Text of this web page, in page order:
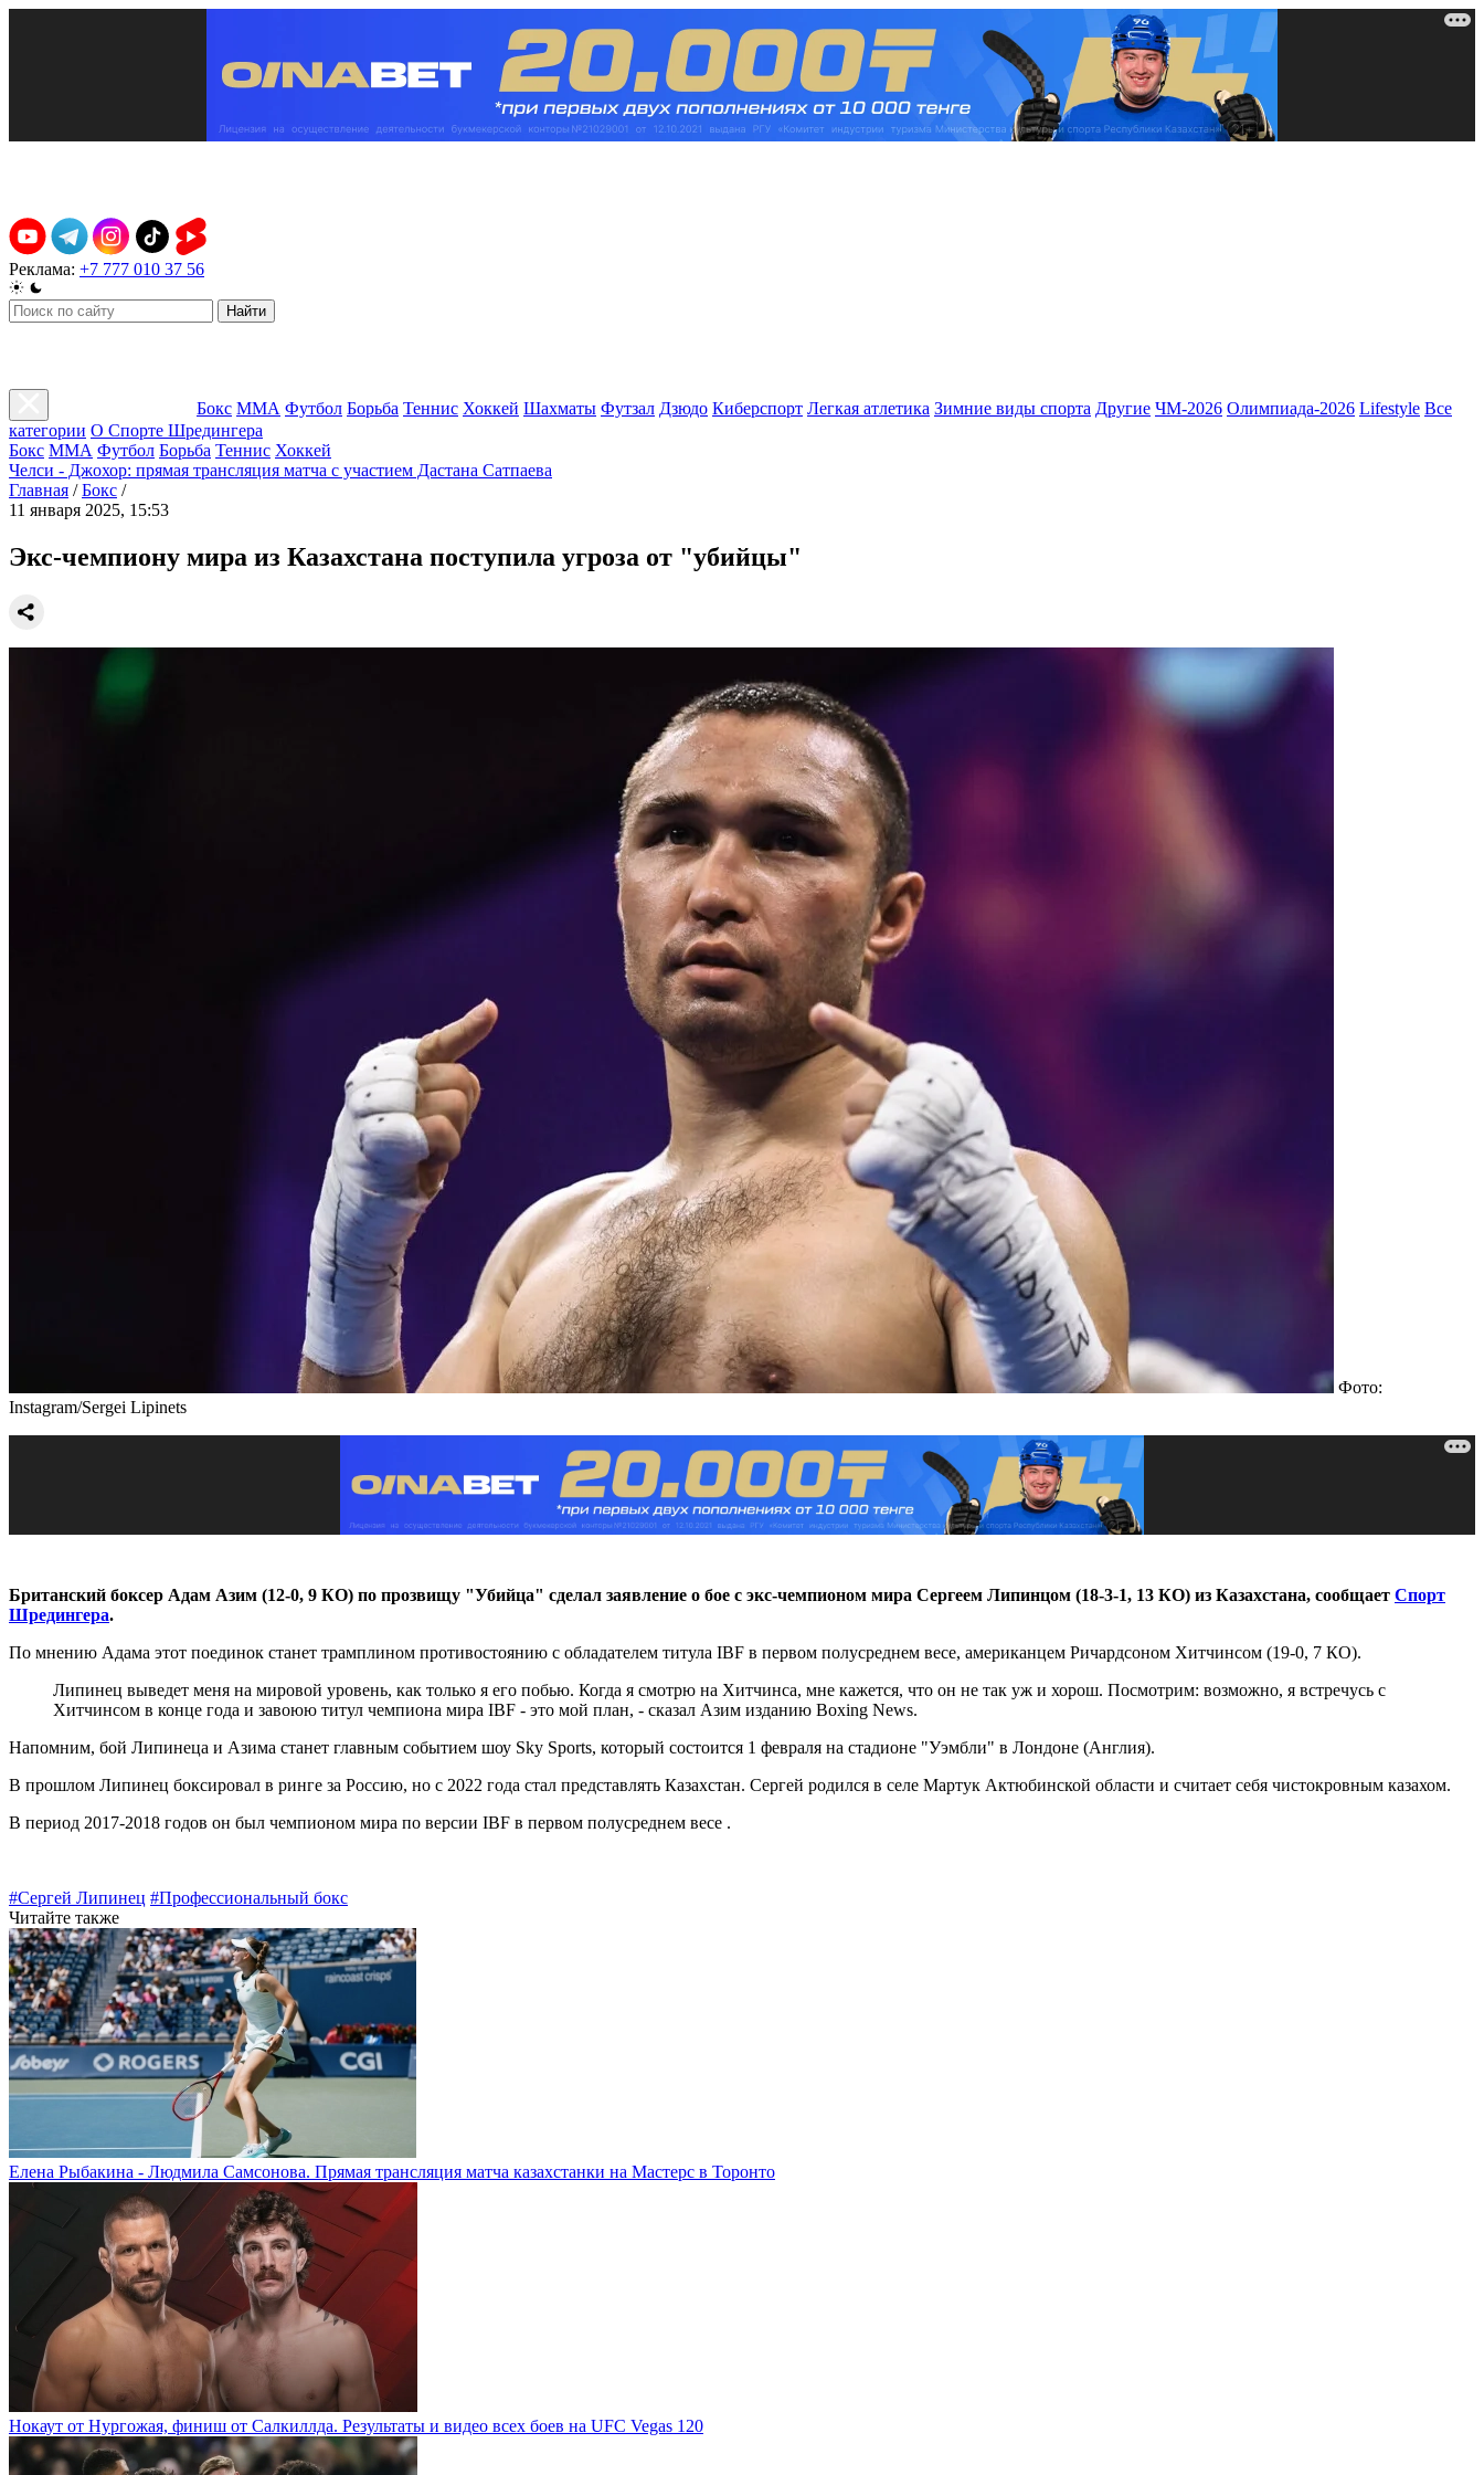
Реклама: +7 777 010 37 56
Найти
Бокс ММА Футбол Борьба Теннис Хоккей Шахматы Футзал Дзюдо Киберспорт Легкая атлетика Зимние виды спорта Другие ЧМ-2026 Олимпиада-2026 Lifestyle Все
категории О Спорте Шредингера
Бокс ММА Футбол Борьба Теннис Хоккей
Челси - Джохор: прямая трансляция матча с участием Дастана Сатпаева
Главная / Бокс /
11 января 2025, 15:53
Экс-чемпиону мира из Казахстана поступила угроза от "убийцы"
Фото:
Instagram/Sergei Lipinets
Британский боксер Адам Азим (12-0, 9 КО) по прозвищу "Убийца" сделал заявление о бое с экс-чемпионом мира Сергеем Липинцом (18-3-1, 13 КО) из Казахстана, сообщает Спорт
Шредингера.
По мнению Адама этот поединок станет трамплином противостоянию с обладателем титула IBF в первом полусреднем весе, американцем Ричардсоном Хитчинсом (19-0, 7 КО).
Липинец выведет меня на мировой уровень, как только я его побью. Когда я смотрю на Хитчинса, мне кажется, что он не так уж и хорош. Посмотрим: возможно, я встречусь с
Хитчинсом в конце года и завоюю титул чемпиона мира IBF - это мой план, - сказал Азим изданию Boxing News.
Напомним, бой Липинеца и Азима станет главным событием шоу Sky Sports, который состоится 1 февраля на стадионе "Уэмбли" в Лондоне (Англия).
В прошлом Липинец боксировал в ринге за Россию, но с 2022 года стал представлять Казахстан. Сергей родился в селе Мартук Актюбинской области и считает себя чистокровным казахом.
В период 2017-2018 годов он был чемпионом мира по версии IBF в первом полусреднем весе .
#Сергей Липинец #Профессиональный бокс
Читайте также
Елена Рыбакина - Людмила Самсонова. Прямая трансляция матча казахстанки на Мастерс в Торонто
Нокаут от Нургожая, финиш от Салкиллда. Результаты и видео всех боев на UFC Vegas 120